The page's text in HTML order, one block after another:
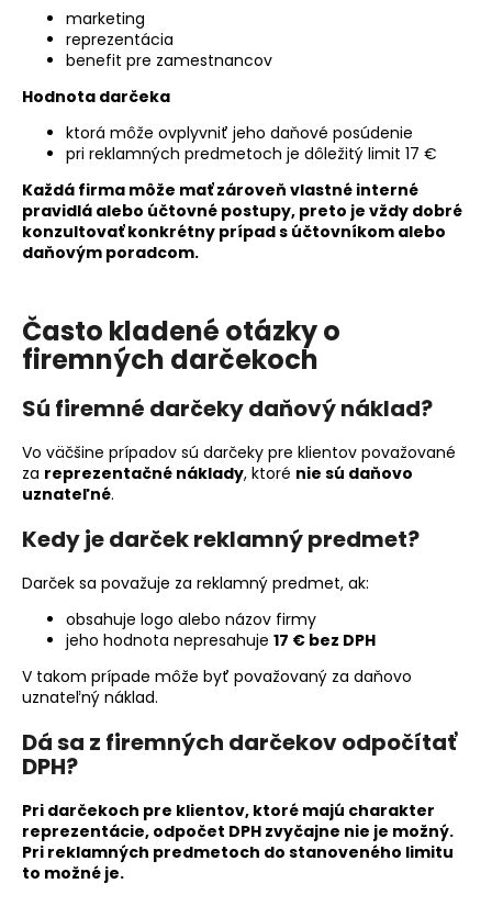
marketing
reprezentácia
benefit pre zamestnancov
Hodnota darčeka
ktorá môže ovplyvniť jeho daňové posúdenie
pri reklamných predmetoch je dôležitý limit 17 €
Každá firma môže mať zároveň vlastné interné
pravidlá alebo účtovné postupy, preto je vždy dobré
konzultovať konkrétny prípad s účtovníkom alebo
daňovým poradcom.
Často kladené otázky o
firemných darčekoch
Sú firemné darčeky daňový náklad?
Vo väčšine prípadov sú darčeky pre klientov považované
za reprezentačné náklady, ktoré nie sú daňovo
uznateľné.
Kedy je darček reklamný predmet?
Darček sa považuje za reklamný predmet, ak:
obsahuje logo alebo názov firmy
jeho hodnota nepresahuje 17 € bez DPH
V takom prípade môže byť považovaný za daňovo
uznateľný náklad.
Dá sa z firemných darčekov odpočítať
DPH?
Pri darčekoch pre klientov, ktoré majú charakter
reprezentácie, odpočet DPH zvyčajne nie je možný.
Pri reklamných predmetoch do stanoveného limitu
to možné je.